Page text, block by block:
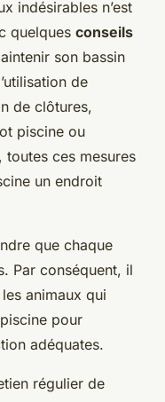
indésirables n’est
quelques conseils
son bassin
de
de clôtures,
piscine ou
toutes ces mesures
un endroit
que chaque
Par conséquent, il
animaux qui
pour
adéquates.
régulier de